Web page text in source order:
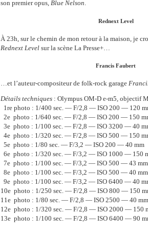
son premier opus, Blue Nelson.
Rednext Level
À 23h, sur le chemin de mon retour à la maison, je
Rednext Level sur la scène La Presse+…
Francis Faubert
…et l’auteur-compositeur de folk-rock garage
Détails techniques : Olympus OM-D e-m5, objectif
1re photo : 1/400 sec. — F/2,8 — ISO 200 — 120
2e photo : 1/640 sec. — F/2,8 — ISO 200 — 150
3e photo : 1/100 sec. — F/2,8 — ISO 3200 — 40
4e photo : 1/320 sec. — F/2,8 — ISO 500 — 150
5e photo : 1/80 sec. — F/3,2 — ISO 200 — 40 mm
6e photo : 1/320 sec. — F/3,2 — ISO 1000 — 150
7e photo : 1/100 sec. — F/3,2 — ISO 500 — 43 mm
8e photo : 1/100 sec. — F/3,2 — ISO 500 — 40 mm
9e photo : 1/100 sec. — F/3,2 — ISO 6400 — 40
10e photo : 1/250 sec. — F/2,8 — ISO 800 — 150
11e photo : 1/80 sec. — F/2,8 — ISO 2500 — 40 mm
12e photo : 1/320 sec. — F/2,8 — ISO 2000 — 150
13e photo : 1/100 sec. — F/2,8 — ISO 6400 — 90